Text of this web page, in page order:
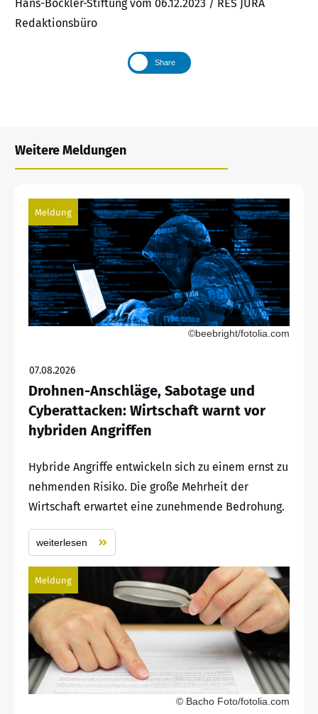
Hans-Böckler-Stiftung vom 06.12.2023 / RES JURA
Redaktionsbüro
Share
Weitere Meldungen
Meldung
©beebright/fotolia.com
07.08.2026
Drohnen-Anschläge, Sabotage und
Cyberattacken: Wirtschaft warnt vor
hybriden Angriffen
Hybride Angriffe entwickeln sich zu einem ernst zu
nehmenden Risiko. Die große Mehrheit der
Wirtschaft erwartet eine zunehmende Bedrohung.
weiterlesen
Meldung
© Bacho Foto/fotolia.com